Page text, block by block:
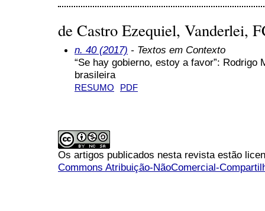
de Castro Ezequiel, Vanderlei,
n. 40 (2017) - Textos em Contexto
“Se hay gobierno, estoy a favor”:
brasileira
RESUMO PDF
Os artigos publicados nesta revista estão
Commons Atribuição-NãoComercial-